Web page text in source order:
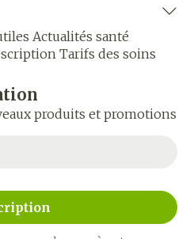
Actualités santé
Tarifs des soins
produits et promotions